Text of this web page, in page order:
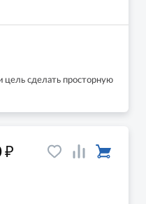
цель сделать просторную
₽